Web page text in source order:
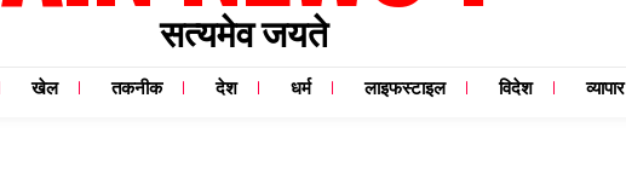
सत्यमेव जयते
खेल तकनीक देश धर्म लाइफस्टाइल विदेश व्यापार